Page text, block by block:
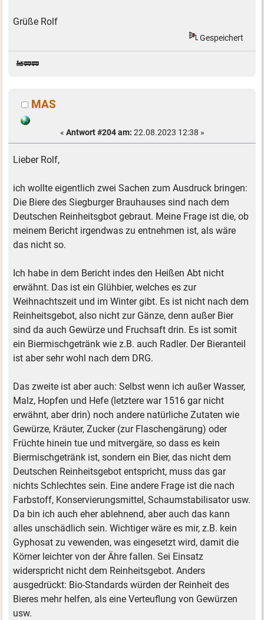
Grüße Rolf
Gespeichert
🚂🚃🚃
MAS
« Antwort #204 am: 22.08.2023 12:38 »
Lieber Rolf,
ich wollte eigentlich zwei Sachen zum Ausdruck bringen:
Die Biere des Siegburger Brauhauses sind nach dem
Deutschen Reinheitsgbot gebraut. Meine Frage ist die, ob
meinem Bericht irgendwas zu entnehmen ist, als wäre
das nicht so.
Ich habe in dem Bericht indes den Heißen Abt nicht
erwähnt. Das ist ein Glühbier, welches es zur
Weihnachtszeit und im Winter gibt. Es ist nicht nach dem
Reinheitsgebot, also nicht zur Gänze, denn außer Bier
sind da auch Gewürze und Fruchsaft drin. Es ist somit
ein Biermischgetränk wie z.B. auch Radler. Der Bieranteil
ist aber sehr wohl nach dem DRG.
Das zweite ist aber auch: Selbst wenn ich außer Wasser,
Malz, Hopfen und Hefe (letztere war 1516 gar nicht
erwähnt, aber drin) noch andere natürliche Zutaten wie
Gewürze, Kräuter, Zucker (zur Flaschengärung) oder
Früchte hinein tue und mitvergäre, so dass es kein
Biermischgetränk ist, sondern ein Bier, das nicht dem
Deutschen Reinheitsgebot entspricht, muss das gar
nichts Schlechtes sein. Eine andere Frage ist die nach
Farbstoff, Konservierungsmittel, Schaumstabilisator usw.
Da bin ich auch eher ablehnend, aber auch das kann
alles unschädlich sein. Wichtiger wäre es mir, z.B. kein
Gyphosat zu vewenden, was eingesetzt wird, damit die
Körner leichter von der Ähre fallen. Sei Einsatz
widerspricht nicht dem Reinheitsgebot. Anders
ausgedrückt: Bio-Standards würden der Reinheit des
Bieres mehr helfen, als eine Verteuflung von Gewürzen
usw.